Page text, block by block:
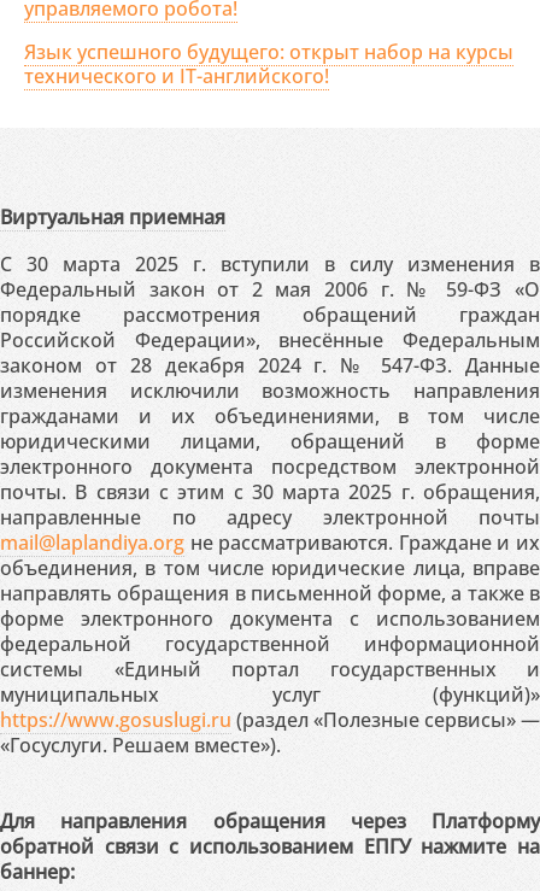
управляемого робота!
Язык успешного будущего: открыт набор на курсы
технического и IT-английского!
Виртуальная приемная
С 30 марта 2025 г. вступили в силу изменения в
Федеральный закон от 2 мая 2006 г. № 59-ФЗ «О
порядке рассмотрения обращений граждан
Российской Федерации», внесённые Федеральным
законом от 28 декабря 2024 г. № 547-ФЗ. Данные
изменения исключили возможность направления
гражданами и их объединениями, в том числе
юридическими лицами, обращений в форме
электронного документа посредством электронной
почты. В связи с этим с 30 марта 2025 г. обращения,
направленные по адресу электронной почты
mail@laplandiya.org не рассматриваются. Граждане и их
объединения, в том числе юридические лица, вправе
направлять обращения в письменной форме, а также в
форме электронного документа с использованием
федеральной государственной информационной
системы «Единый портал государственных и
муниципальных услуг (функций)»
https://www.gosuslugi.ru (раздел «Полезные сервисы» —
«Госуслуги. Решаем вместе»).
Для направления обращения через Платформу
обратной связи с использованием ЕПГУ нажмите на
баннер: